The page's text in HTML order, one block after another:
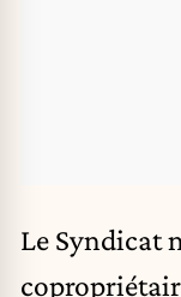
Le Syndicat